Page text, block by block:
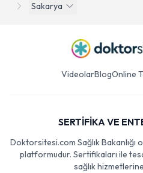
Sakarya
VideolarBlogOnline
SERTİFİKA VE
Doktorsitesi.com Sağlık Bakanlığı
platformudur. Sertifikaları ile
sağlık